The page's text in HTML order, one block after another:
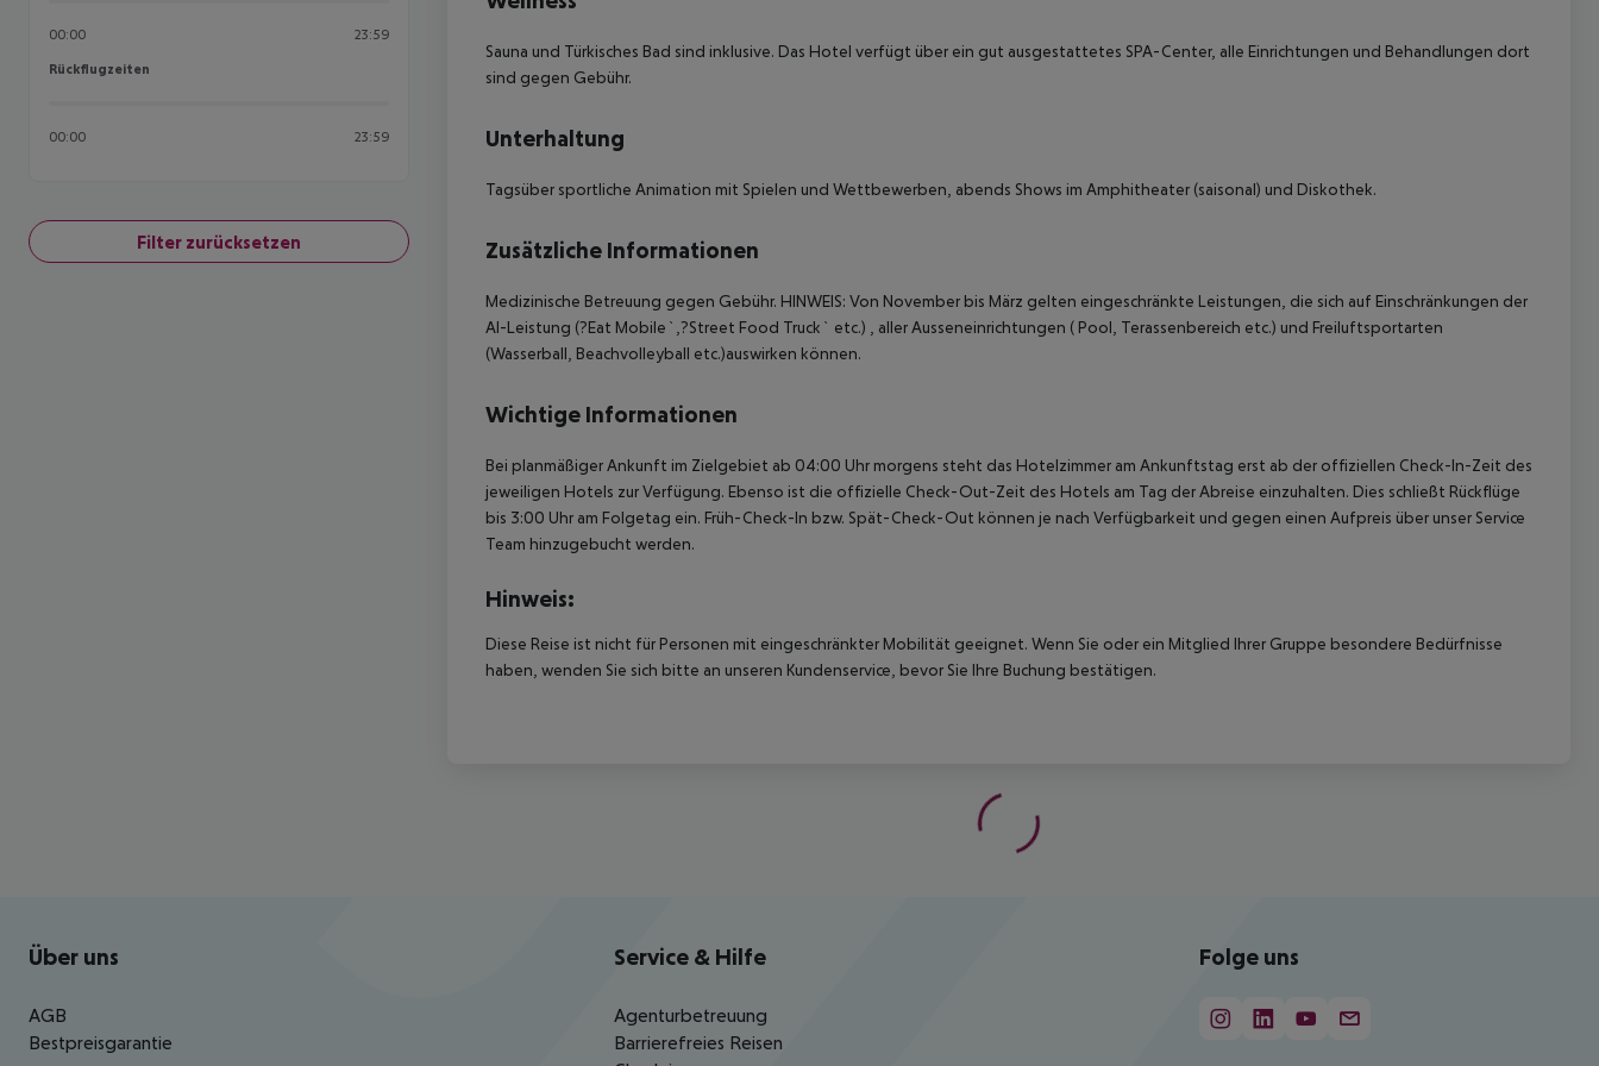
00:00 23:59
Rückflugzeiten
Rückflugzeiten
00:00 23:59
Filter zurücksetzen
Sauna und Türkisches Bad sind inklusive. Das Hotel verfügt über ein gut ausgestattetes SPA-Center, alle Einrichtungen und Behandlungen dort
sind gegen Gebühr.
Unterhaltung
Tagsüber sportliche Animation mit Spielen und Wettbewerben, abends Shows im Amphitheater (saisonal) und Diskothek.
Zusätzliche Informationen
Medizinische Betreuung gegen Gebühr. HINWEIS: Von November bis März gelten eingeschränkte Leistungen, die sich auf Einschränkungen der
AI-Leistung (?Eat Mobile`,?Street Food Truck` etc.) , aller Ausseneinrichtungen ( Pool, Terassenbereich etc.) und Freiluftsportarten
(Wasserball, Beachvolleyball etc.)auswirken können.
Wichtige Informationen
Bei planmäßiger Ankunft im Zielgebiet ab 04:00 Uhr morgens steht das Hotelzimmer am Ankunftstag erst ab der offiziellen Check-In-Zeit des
jeweiligen Hotels zur Verfügung. Ebenso ist die offizielle Check-Out-Zeit des Hotels am Tag der Abreise einzuhalten. Dies schließt Rückflüge
bis 3:00 Uhr am Folgetag ein. Früh-Check-In bzw. Spät-Check-Out können je nach Verfügbarkeit und gegen einen Aufpreis über unser Service
Team hinzugebucht werden.
Hinweis:
Diese Reise ist nicht für Personen mit eingeschränkter Mobilität geeignet. Wenn Sie oder ein Mitglied Ihrer Gruppe besondere Bedürfnisse
haben, wenden Sie sich bitte an unseren Kundenservice, bevor Sie Ihre Buchung bestätigen.
Footer navigation
Über uns
AGB
Bestpreisgarantie
Service & Hilfe
Agenturbetreuung
Barrierefreies Reisen
Folge uns